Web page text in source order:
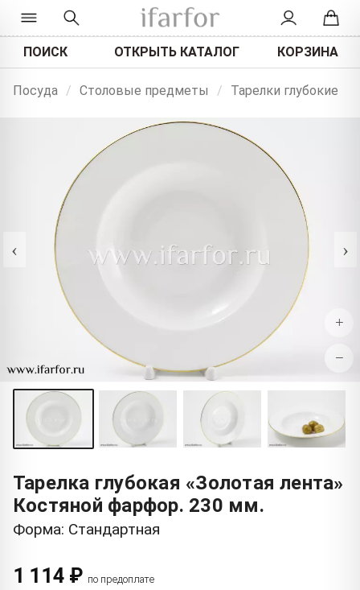
ПОИСК ОТКРЫТЬ КАТАЛОГ КОРЗИНА
Посуда / Столовые предметы / Тарелки глубокие
‹ ›
+
−
Тарелка глубокая «Золотая лента»
Костяной фарфор. 230 мм.
Форма: Стандартная
1 114 ₽ по предоплате